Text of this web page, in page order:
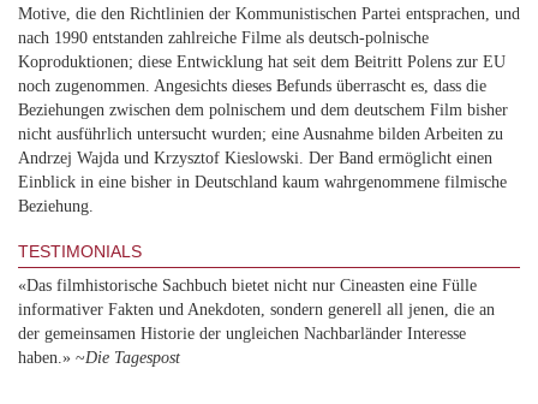
Motive, die den Richtlinien der Kommunistischen Partei entsprachen, und
nach 1990 entstanden zahlreiche Filme als deutsch-polnische
Koproduktionen; diese Entwicklung hat seit dem Beitritt Polens zur EU
noch zugenommen. Angesichts dieses Befunds überrascht es, dass die
Beziehungen zwischen dem polnischem und dem deutschem Film bisher
nicht ausführlich untersucht wurden; eine Ausnahme bilden Arbeiten zu
Andrzej Wajda und Krzysztof Kieslowski. Der Band ermöglicht einen
Einblick in eine bisher in Deutschland kaum wahrgenommene filmische
Beziehung.
TESTIMONIALS
«Das filmhistorische Sachbuch bietet nicht nur Cineasten eine Fülle
informativer Fakten und Anekdoten, sondern generell all jenen, die an
der gemeinsamen Historie der ungleichen Nachbarländer Interesse
haben.» ~Die Tagespost